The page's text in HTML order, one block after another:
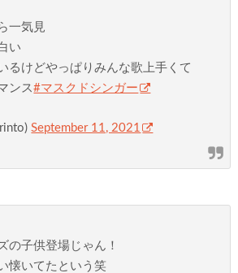
一気見
い
るけどやっぱりみんな歌上手くて
ンス#マスクドシンガー
September 11, 2021
の子供登場じゃん！
懐いてたという笑